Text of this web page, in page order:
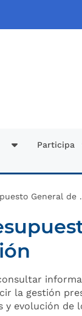
Participa
General de
la gestión
y evolución de